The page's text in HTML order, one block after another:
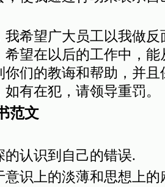
我希望广大员工以我做
希望在以后的工作中，
你们的教诲和帮助，并
有在犯，请领导重罚。
范文
的认识到自己的错误.
意识上的淡薄和思想上